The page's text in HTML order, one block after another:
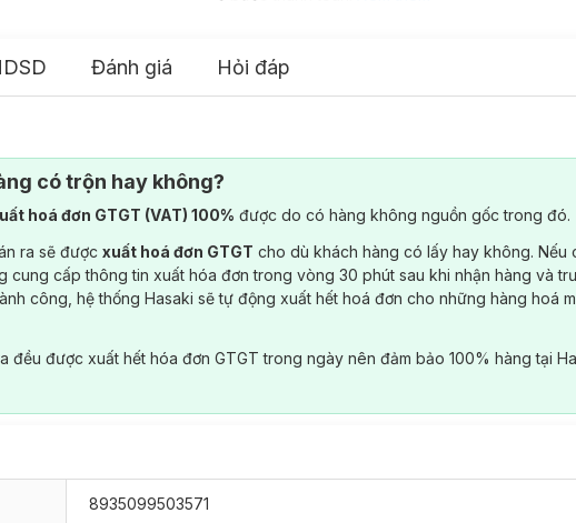
Đánh giá Hỏi đáp
có trộn hay không?
hoá đơn GTGT (VAT) 100% được do có hàng không nguồn gốc trong đó.
ra sẽ được xuất hoá đơn GTGT cho dù khách hàng có lấy hay không. Nếu
cung cấp thông tin xuất hóa đơn trong vòng 30 phút sau khi nhận hàng và
công, hệ thống Hasaki sẽ tự động xuất hết hoá đơn cho những hàng hoá
đều được xuất hết hóa đơn GTGT trong ngày nên đảm bảo 100% hàng tại
8935099503571